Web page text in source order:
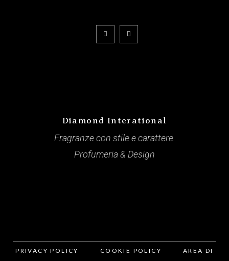
Diamond Interational
Fragranze con stile e carattere.
Profumeria & Design
PRIVACY POLICY COOKIE POLICY AREA DI